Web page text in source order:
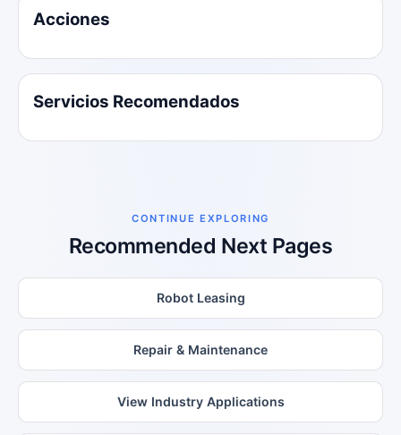
Acciones
Servicios Recomendados
CONTINUE EXPLORING
Recommended Next Pages
Robot Leasing
Repair & Maintenance
View Industry Applications